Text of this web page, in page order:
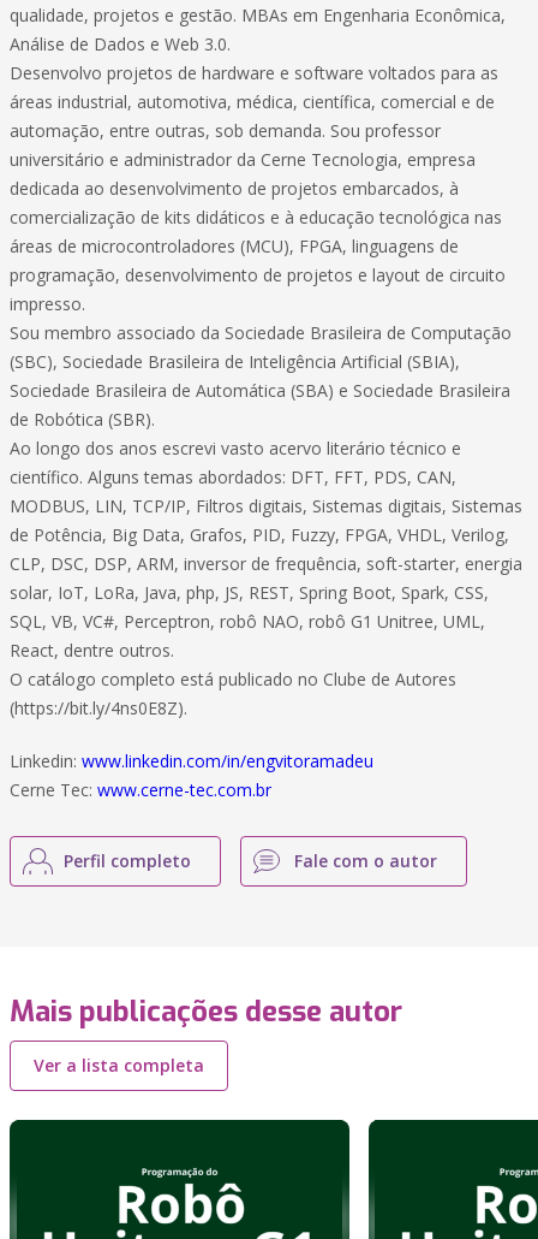
qualidade, projetos e gestão. MBAs em Engenharia Econômica,
Análise de Dados e Web 3.0.
Desenvolvo projetos de hardware e software voltados para as
áreas industrial, automotiva, médica, científica, comercial e de
automação, entre outras, sob demanda. Sou professor
universitário e administrador da Cerne Tecnologia, empresa
dedicada ao desenvolvimento de projetos embarcados, à
comercialização de kits didáticos e à educação tecnológica nas
áreas de microcontroladores (MCU), FPGA, linguagens de
programação, desenvolvimento de projetos e layout de circuito
impresso.
Sou membro associado da Sociedade Brasileira de Computação
(SBC), Sociedade Brasileira de Inteligência Artificial (SBIA),
Sociedade Brasileira de Automática (SBA) e Sociedade Brasileira
de Robótica (SBR).
Ao longo dos anos escrevi vasto acervo literário técnico e
científico. Alguns temas abordados: DFT, FFT, PDS, CAN,
MODBUS, LIN, TCP/IP, Filtros digitais, Sistemas digitais, Sistemas
de Potência, Big Data, Grafos, PID, Fuzzy, FPGA, VHDL, Verilog,
CLP, DSC, DSP, ARM, inversor de frequência, soft-starter, energia
solar, IoT, LoRa, Java, php, JS, REST, Spring Boot, Spark, CSS,
SQL, VB, VC#, Perceptron, robô NAO, robô G1 Unitree, UML,
React, dentre outros.
O catálogo completo está publicado no Clube de Autores
(https://bit.ly/4ns0E8Z).
Linkedin: www.linkedin.com/in/engvitoramadeu
Cerne Tec: www.cerne-tec.com.br
Perfil completo Fale com o autor
Mais publicações desse autor
Ver a lista completa